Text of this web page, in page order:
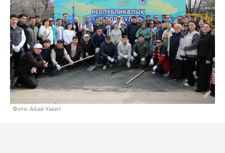
Фото: Абай Уахит